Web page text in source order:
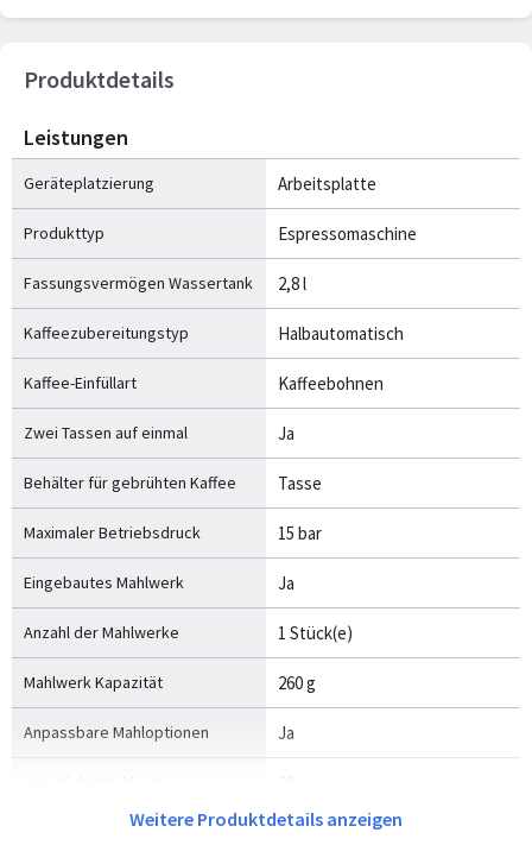
Produktdetails
Leistungen
Geräteplatzierung Arbeitsplatte
Produkttyp Espressomaschine
Fassungsvermögen Wassertank 2,8 l
Kaffeezubereitungstyp Halbautomatisch
Kaffee-Einfüllart Kaffeebohnen
Zwei Tassen auf einmal Ja
Behälter für gebrühten Kaffee Tasse
Maximaler Betriebsdruck 15 bar
Eingebautes Mahlwerk Ja
Anzahl der Mahlwerke 1 Stück(e)
Mahlwerk Kapazität 260 g
Anpassbare Mahloptionen Ja
Einstellbare Stärke des Kaffees Ja
Weitere Produktdetails anzeigen